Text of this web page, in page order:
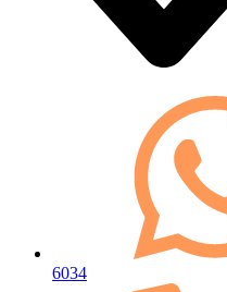
6034